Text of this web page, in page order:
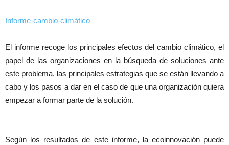
Informe-cambio-climático
El informe recoge los principales efectos del cambio climático, el
papel de las organizaciones en la búsqueda de soluciones ante
este problema, las principales estrategias que se están llevando a
cabo y los pasos a dar en el caso de que una organización quiera
empezar a formar parte de la solución.
Según los resultados de este informe, la ecoinnovación puede